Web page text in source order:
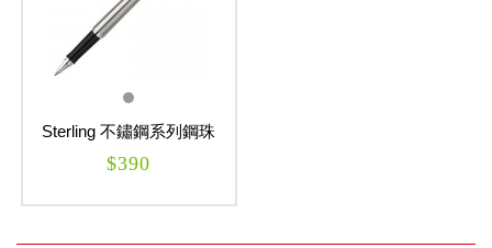
Sterling 不鏽鋼系列鋼珠
筆
$390